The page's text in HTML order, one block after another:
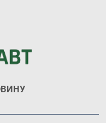
Агробізнесу